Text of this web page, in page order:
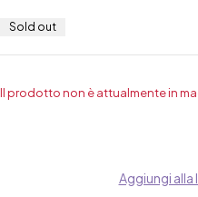
Sold out
Il prodotto non è attualmente in
Aggiungi alla